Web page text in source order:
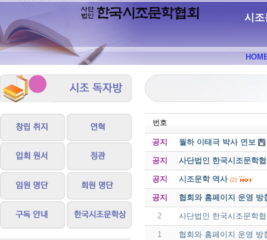
시조
번호
공지 월하 이태극 박사 연보
공지 사단법인 한국시조문학
공지 시조문학 역사 (2)
공지 협회와 홈페이지 운영 방
2 사단법인 한국시조문학
1 협회와 홈페이지 운영 방